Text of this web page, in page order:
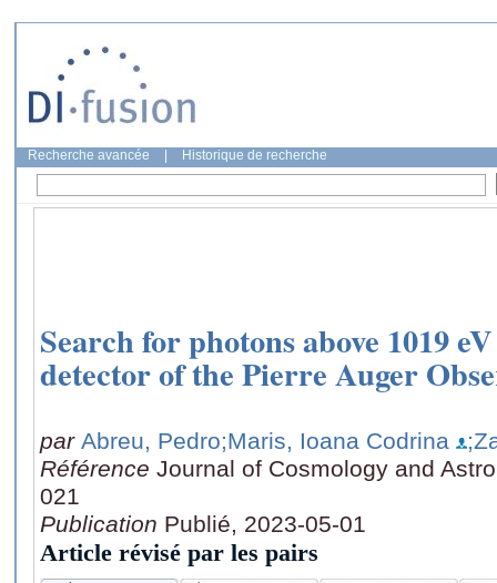
Recherche avancée Historique de recherche
Search for photons above 1019
detector of the Pierre Auger
par Abreu, Pedro;Maris, Ioana Codrina
Référence Journal of Cosmology and
021
Publication Publié, 2023-05-01
Article révisé par les pairs